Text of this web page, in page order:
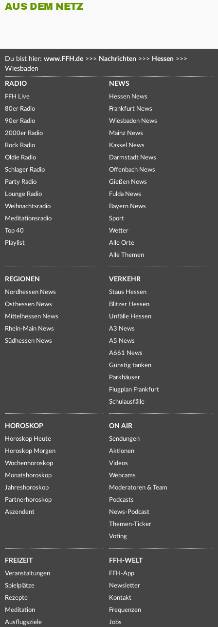
AUS DEM NETZ
Du bist hier: www.FFH.de >>> Nachrichten >>> Hessen >>>
Wiesbaden
RADIO
FFH Live
80er Radio
90er Radio
2000er Radio
Rock Radio
Oldie Radio
Schlager Radio
Party Radio
Lounge Radio
Weihnachtsradio
Meditationsradio
Top 40
Playlist
NEWS
Hessen News
Frankfurt News
Wiesbaden News
Mainz News
Kassel News
Darmstadt News
Offenbach News
Gießen News
Fulda News
Bayern News
Sport
Wetter
Alle Orte
Alle Themen
REGIONEN
Nordhessen News
Osthessen News
Mittelhessen News
Rhein-Main News
Südhessen News
VERKEHR
Staus Hessen
Blitzer Hessen
Unfälle Hessen
A3 News
A5 News
A661 News
Günstig tanken
Parkhäuser
Flugplan Frankfurt
Schulausfälle
HOROSKOP
Horoskop Heute
Horoskop Morgen
Wochenhoroskop
Monatshoroskop
Jahreshoroskop
Partnerhoroskop
Aszendent
ON AIR
Sendungen
Aktionen
Videos
Webcams
Moderatoren & Team
Podcasts
News-Podcast
Themen-Ticker
Voting
FREIZEIT
Veranstaltungen
Spielplätze
Rezepte
Meditation
Ausflugsziele
FFH-WELT
FFH-App
Newsletter
Kontakt
Frequenzen
Jobs